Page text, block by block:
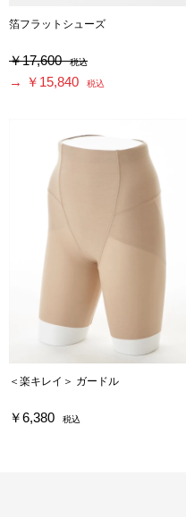
箔フラットシューズ
￥17,600 税込
→ ￥15,840 税込
＜楽キレイ＞ ガードル
￥6,380 税込